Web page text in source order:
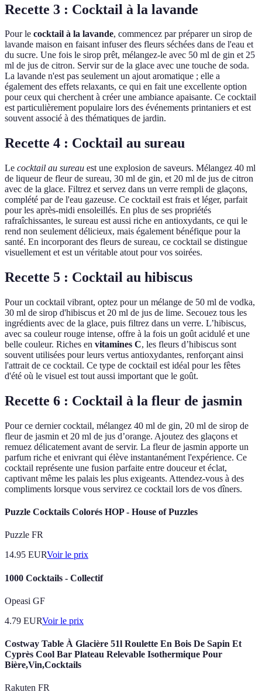
Recette 3 : Cocktail à la lavande
Pour le cocktail à la lavande, commencez par préparer un sirop de
lavande maison en faisant infuser des fleurs séchées dans de l'eau et
du sucre. Une fois le sirop prêt, mélangez-le avec 50 ml de gin et 25
ml de jus de citron. Servir sur de la glace avec une touche de soda.
La lavande n'est pas seulement un ajout aromatique ; elle a
également des effets relaxants, ce qui en fait une excellente option
pour ceux qui cherchent à créer une ambiance apaisante. Ce cocktail
est particulièrement populaire lors des événements printaniers et est
souvent associé à des thématiques de jardin.
Recette 4 : Cocktail au sureau
Le cocktail au sureau est une explosion de saveurs. Mélangez 40 ml
de liqueur de fleur de sureau, 30 ml de gin, et 20 ml de jus de citron
avec de la glace. Filtrez et servez dans un verre rempli de glaçons,
complété par de l'eau gazeuse. Ce cocktail est frais et léger, parfait
pour les après-midi ensoleillés. En plus de ses propriétés
rafraîchissantes, le sureau est aussi riche en antioxydants, ce qui le
rend non seulement délicieux, mais également bénéfique pour la
santé. En incorporant des fleurs de sureau, ce cocktail se distingue
visuellement et est un véritable atout pour vos soirées.
Recette 5 : Cocktail au hibiscus
Pour un cocktail vibrant, optez pour un mélange de 50 ml de vodka,
30 ml de sirop d'hibiscus et 20 ml de jus de lime. Secouez tous les
ingrédients avec de la glace, puis filtrez dans un verre. L’hibiscus,
avec sa couleur rouge intense, offre à la fois un goût acidulé et une
belle couleur. Riches en vitamines C, les fleurs d’hibiscus sont
souvent utilisées pour leurs vertus antioxydantes, renforçant ainsi
l'attrait de ce cocktail. Ce type de cocktail est idéal pour les fêtes
d'été où le visuel est tout aussi important que le goût.
Recette 6 : Cocktail à la fleur de jasmin
Pour ce dernier cocktail, mélangez 40 ml de gin, 20 ml de sirop de
fleur de jasmin et 20 ml de jus d’orange. Ajoutez des glaçons et
remuez délicatement avant de servir. La fleur de jasmin apporte un
parfum riche et enivrant qui élève instantanément l'expérience. Ce
cocktail représente une fusion parfaite entre douceur et éclat,
captivant même les palais les plus exigeants. Attendez-vous à des
compliments lorsque vous servirez ce cocktail lors de vos dîners.
Puzzle Cocktails Colorés HOP - House of Puzzles
Puzzle FR
14.95 EURVoir le prix
1000 Cocktails - Collectif
Opeasi GF
4.79 EURVoir le prix
Costway Table À Glacière 51l Roulette En Bois De Sapin Et
Cyprès Cool Bar Plateau Relevable Isothermique Pour
Bière,Vin,Cocktails
Rakuten FR